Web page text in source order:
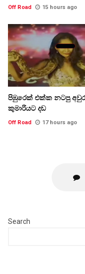
Off Road 15 hours ago
පිඹුරෙක් එක්ක නටපු
කුමාරියට දඩ
Off Road 17 hours ago
Search